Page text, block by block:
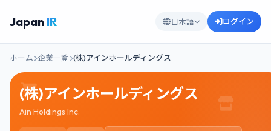
Japan IR 日本語 ログイン
ホーム 企業一覧 (株)アインホールディングス
(株)アインホールディングス
Ain Holdings Inc.